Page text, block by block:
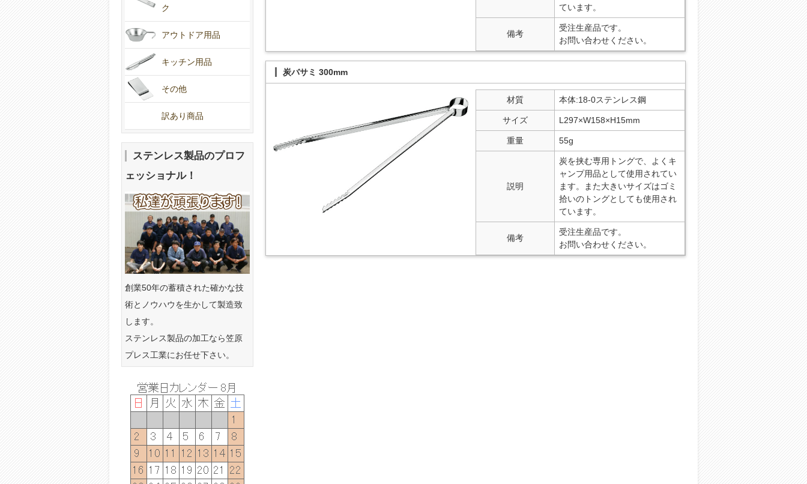
ています。
備考
受注生産品です。
お問い合わせください。
炭バサミ 300mm
材質 本体:18-0ステンレス鋼
サイズ L297×W158×H15mm
重量 55g
説明
炭を挟む専用トングで、よくキ
ャンプ用品として使用されてい
ます。また大きいサイズはゴミ
拾いのトングとしても使用され
ています。
備考
受注生産品です。
お問い合わせください。
ク
アウトドア用品
キッチン用品
その他
訳あり商品
ステンレス製品のプロフ
ェッショナル！
創業50年の蓄積された確かな技
術とノウハウを生かして製造致
します。
ステンレス製品の加工なら笠原
プレス工業にお任せ下さい。